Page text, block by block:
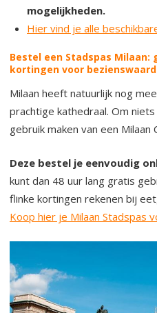
mogelijkheden.
Hier vind je alle
Bestel een Stadspas Milaan:
kortingen voor
Milaan heeft natuurlijk nog
prachtige kathedraal. Om
gebruik maken van een Milaan
Deze bestel je eenvoudig
kunt dan 48 uur lang gratis
flinke kortingen rekenen bij
Koop hier je Milaan Stadspas